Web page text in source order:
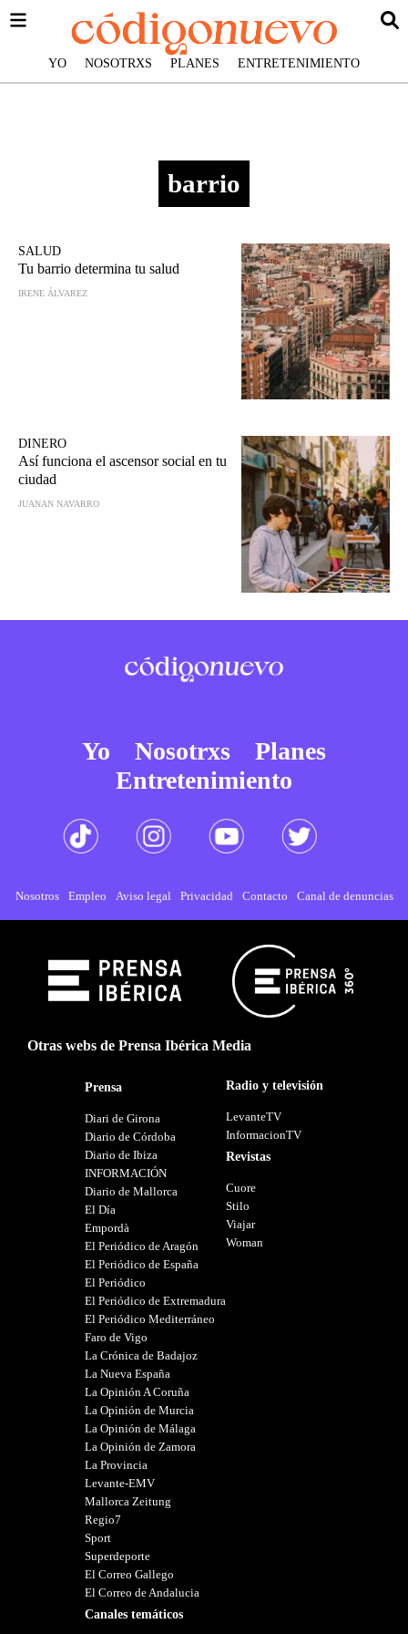
YO NOSOTRXS PLANES ENTRETENIMIENTO
barrio
SALUD
Tu barrio determina tu salud
IRENE ÁLVAREZ
DINERO
Así funciona el ascensor social en tu
ciudad
JUANAN NAVARRO
Yo Nosotrxs
Planes
Entretenimiento
Nosotros Empleo Aviso legal Privacidad Contacto Canal de denuncias
Otras webs de Prensa Ibérica Media
Prensa
Diari de Girona
Diario de Córdoba
Diario de Ibiza
INFORMACIÓN
Diario de Mallorca
El Día
Empordà
El Periódico de Aragón
El Periódico de España
El Periódico
El Periódico de Extremadura
El Periódico Mediterráneo
Faro de Vigo
La Crónica de Badajoz
La Nueva España
La Opinión A Coruña
La Opinión de Murcia
La Opinión de Málaga
La Opinión de Zamora
La Provincia
Levante-EMV
Mallorca Zeitung
Regio7
Sport
Superdeporte
El Correo Gallego
El Correo de Andalucia
Canales temáticos
Radio y televisión
LevanteTV
InformacionTV
Revistas
Cuore
Stilo
Viajar
Woman